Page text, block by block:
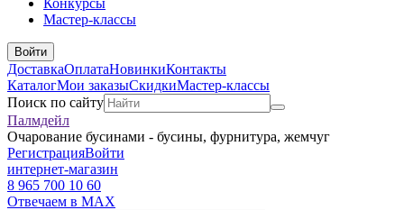
Конкурсы
Мастер-классы
Войти
ДоставкаОплатаНовинкиКонтакты
КаталогМои заказыСкидкиМастер-классы
Поиск по сайту
Палмдейл
Очарование бусинами - бусины, фурнитура, жемчуг
РегистрацияВойти
интернет-магазин
8 965 700 10 60
Отвечаем в MAX